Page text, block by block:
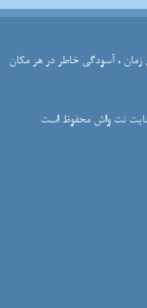
، آسودگی خاطر در هر مکان